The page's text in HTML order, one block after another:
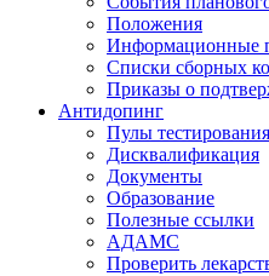
Положения
Информационные
Списки сборных
Приказы о
Антидопинг
Пулы тестирования
Дисквалификация
Документы
Образование
Полезные ссылки
АДАМС
Проверить